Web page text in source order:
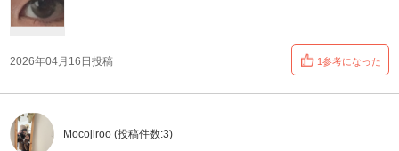
2026年04月16日投稿 1参考になった
Mocojiroo (投稿件数:3)